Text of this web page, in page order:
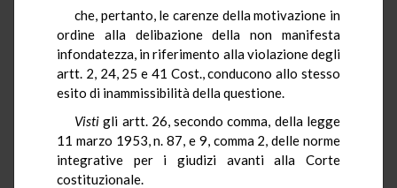
che, pertanto, le carenze della motivazione in
ordine alla delibazione della non manifesta
infondatezza, in riferimento alla violazione degli
artt. 2, 24, 25 e 41 Cost., conducono allo stesso
esito di inammissibilità della questione.
Vistigli artt. 26, secondo comma, della legge
11 marzo 1953, n. 87, e 9, comma 2, delle norme
integrative per i giudizi avanti alla Corte
costituzionale.